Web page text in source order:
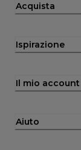
Acquista
Ispirazione
Il mio account
Aiuto